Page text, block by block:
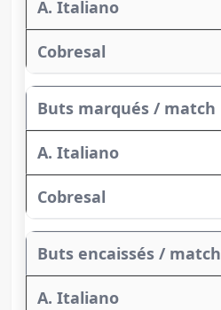
Buts marqués / match
Buts encaissés / match